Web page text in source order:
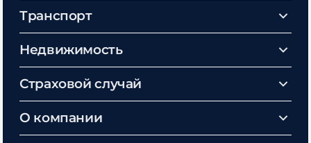
Транспорт
Недвижимость
Страховой случай
О компании